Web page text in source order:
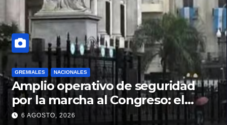
GREMIALES NACIONALES
Amplio operativo de seguridad
por la marcha al Congreso: el
mapa de los cortes y desvíos
6 AGOSTO, 2026